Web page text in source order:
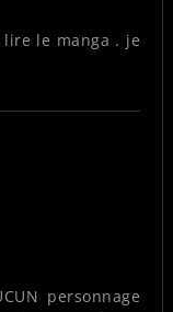
lire le manga . je
personnage